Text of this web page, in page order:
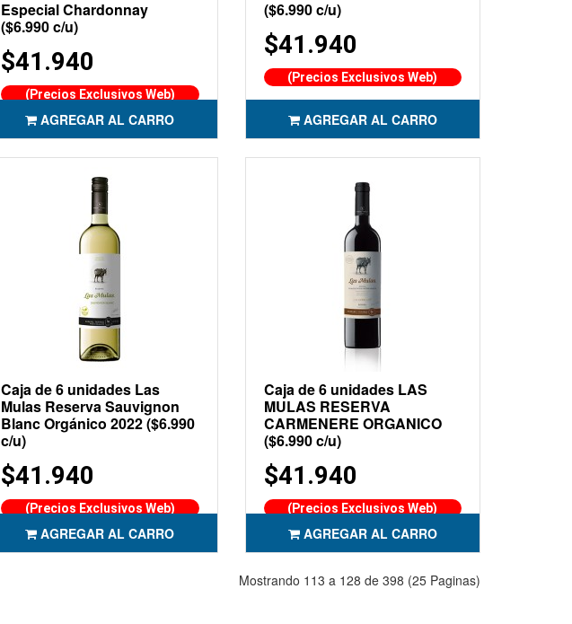
Especial Chardonnay
($6.990 c/u)
$41.940
(Precios Exclusivos Web)
AGREGAR AL CARRO
($6.990 c/u)
$41.940
(Precios Exclusivos Web)
AGREGAR AL CARRO
Caja de 6 unidades Las
Mulas Reserva Sauvignon
Blanc Orgánico 2022 ($6.990
c/u)
$41.940
(Precios Exclusivos Web)
AGREGAR AL CARRO
Caja de 6 unidades LAS
MULAS RESERVA
CARMENERE ORGANICO
($6.990 c/u)
$41.940
(Precios Exclusivos Web)
AGREGAR AL CARRO
Mostrando 113 a 128 de 398 (25 Paginas)